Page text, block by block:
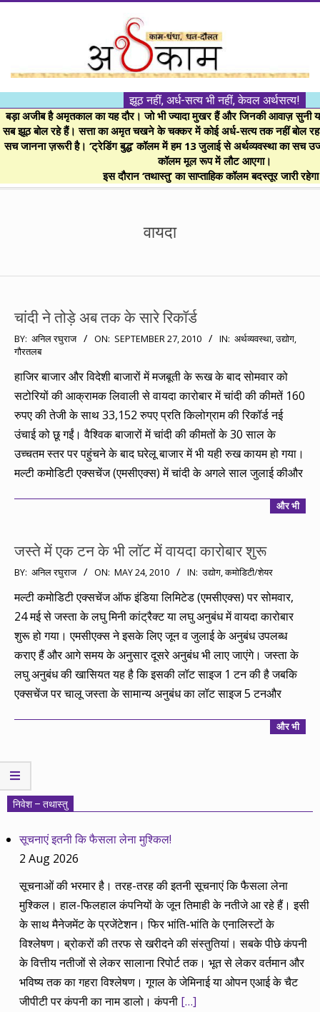
।।
अर्थकाम।।
BE
FINANCIALLY
झूठ नहीं, अर्ध-सत्य भी नहीं, केवल अर्थसत्य!
बड़ा अजीब है अमृतकाल का यह दौर। जो भी ज्यादा मुखर हैं और जिनकी आवाज़ सुनी
सब झूठ बोल रहे हैं। सत्ता का अमृत चखने के चक्कर में कोई अर्ध-सत्य तक नहीं बोल
सच जानना ज़रूरी है। ‘ट्रेडिंग बुद्ध’ कॉलम में हम 13 जुलाई से अर्थव्यवस्था का सच
कॉलम मूल रूप में लौट आएगा।
इस दौरान ‘तथास्तु’ का साप्ताहिक कॉलम बदस्तूर जारी
वायदा
चांदी ने तोड़े अब तक के सारे रिकॉर्ड
2010-
09-
27
BY: अनिल रघुराज ON: SEPTEMBER 27, 2010 IN: अर्थव्यवस्था,उद्योग,
गौरतलब
हाजिर बाजार और विदेशी बाजारों में मजबूती के रूख के बाद सोमवार को
सटोरियों की आक्रामक लिवाली से वायदा कारोबार में चांदी की कीमतें 160
रुपए की तेजी के साथ 33,152 रुपए प्रति किलोग्राम की रिकॉर्ड नई
उंचाई को छू गईं। वैश्विक बाजारों में चांदी की कीमतों के 30 साल के
उच्चतम स्तर पर पहुंचने के बाद घरेलू बाजार में भी यही रुख कायम हो गया।
मल्टी कमोडिटी एक्सचेंज (एमसीएक्स) में चांदी के अगले साल जुलाई कीऔर
और भी
जस्ते में एक टन के भी लॉट में वायदा कारोबार शुरू
2010-
05-
24
BY: अनिल रघुराज ON: MAY 24, 2010 IN: उद्योग,कमोडिटी/शेयर
मल्टी कमोडिटी एक्सचेंज ऑफ इंडिया लिमिटेड (एमसीएक्स) पर सोमवार,
24 मई से जस्ता के लघु मिनी कांट्रैक्ट या लघु अनुबंध में वायदा कारोबार
शुरू हो गया। एमसीएक्स ने इसके लिए जून व जुलाई के अनुबंध उपलब्ध
कराए हैं और आगे समय के अनुसार दूसरे अनुबंध भी लाए जाएंगे। जस्ता के
लघु अनुबंध की खासियत यह है कि इसकी लॉट साइज 1 टन की है जबकि
एक्सचेंज पर चालू जस्ता के सामान्य अनुबंध का लॉट साइज 5 टनऔर
और भी
निवेश – तथास्तु
सूचनाएं इतनी कि फैसला लेना मुश्किल!
2 Aug 2026
सूचनाओं की भरमार है। तरह-तरह की इतनी सूचनाएं कि फैसला लेना
मुश्किल। हाल-फिलहाल कंपनियों के जून तिमाही के नतीजे आ रहे हैं। इसी
के साथ मैनेजमेंट के प्रजेंटेशन। फिर भांति-भांति के एनालिस्टों के
विश्लेषण। ब्रोकरों की तरफ से खरीदने की संस्तुतियां। सबके पीछे कंपनी
के वित्तीय नतीजों से लेकर सालाना रिपोर्ट तक। भूत से लेकर वर्तमान और
भविष्य तक का गहरा विश्लेषण। गूगल के जेमिनाई या ओपन एआई के चैट
जीपीटी पर कंपनी का नाम डालो। कंपनी […]